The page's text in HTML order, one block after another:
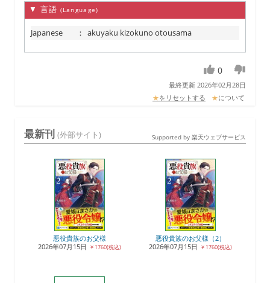
▼ 言語 (Language)
Japanese ： akuyaku kizokuno otousama
0
最終更新 2026年02月28日
★をリセットする ★について
最新刊 (外部サイト) Supported by 楽天ウェブサービス
悪役貴族のお父様
2026年07月15日
￥1760(税込)
悪役貴族のお父様（2）
2026年07月15日
￥1760(税込)